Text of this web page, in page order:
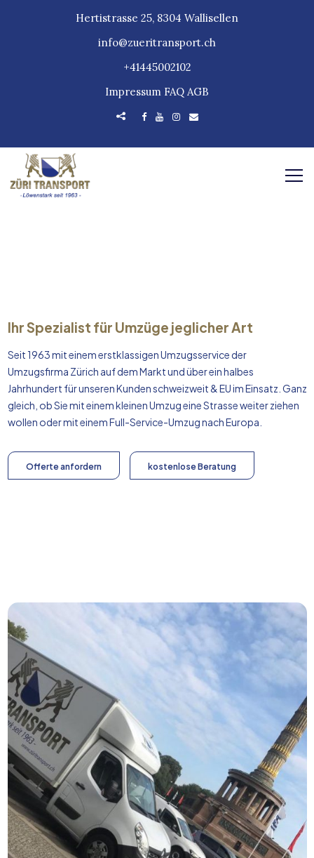
Hertistrasse 25, 8304 Wallisellen
info@zueritransport.ch
+41445002102
Impressum FAQ AGB
Ihr Spezialist für Umzüge jeglicher Art
Seit 1963 mit einem erstklassigen Umzugsservice der
Umzugsfirma Zürich auf dem Markt und über ein halbes
Jahrhundert für unseren Kunden schweizweit & EU im Einsatz. Ganz
gleich, ob Sie mit einem kleinen Umzug eine Strasse weiter ziehen
wollen oder mit einem Full-Service-Umzug nachEuropa
Offerte anfordern kostenlose Beratung